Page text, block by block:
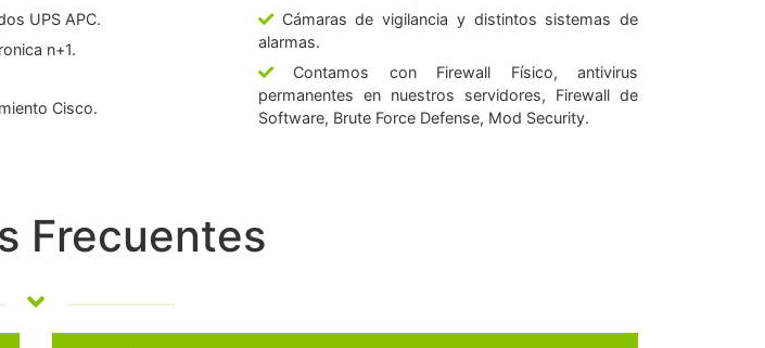
UPS APC.
n+1.
Cisco.
Cámaras de vigilancia y distintos sistemas de
alarmas.
Contamos con Firewall Físico, antivirus
permanentes en nuestros servidores, Firewall de
Software, Brute Force Defense, Mod Security.
Frecuentes